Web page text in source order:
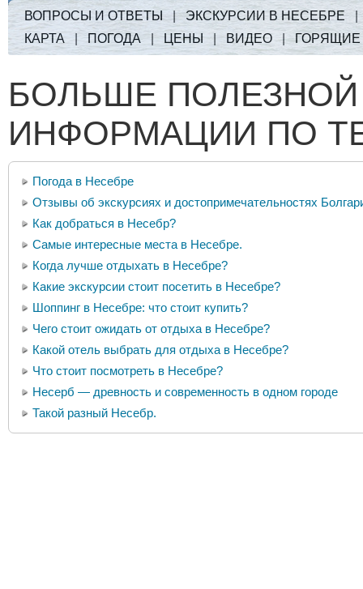
ВОПРОСЫ И ОТВЕТЫ | ЭКСКУРСИИ В НЕСЕБРЕ
КАРТА
ПОГОДА ЦЕНЫ ВИДЕО | ГОРЯЩИЕ
БОЛЬШЕ ПОЛЕЗНОЙ
ИНФОРМАЦИИ ПО
Погода в Несебре
Отзывы об экскурсиях и достопримечательностях
Как добраться в Несебр?
Самые интересные места в Несебре.
Когда лучше отдыхать в Несебре?
Какие экскурсии стоит посетить в Несебре?
Шоппинг в Несебре: что стоит купить?
Чего стоит ожидать от отдыха в Несебре?
Какой отель выбрать для отдыха в Несебре?
Что стоит посмотреть в Несебре?
Несерб — древность и современность в одном городе
Такой разный Несебр.